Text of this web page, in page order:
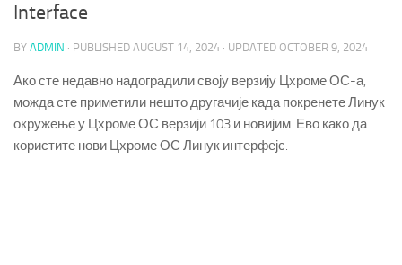
Interface
BY ADMIN · PUBLISHED AUGUST 14, 2024 · UPDATED OCTOBER 9, 2024
Ако сте недавно надоградили своју верзију Цхроме ОС-а,
можда сте приметили нешто другачије када покренете Линук
окружење у Цхроме ОС верзији 103 и новијим. Ево како да
користите нови Цхроме ОС Линук интерфејс.